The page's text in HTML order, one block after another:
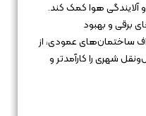
آلایندگی هوا کمک کند.
برقی و بهبود
ساختمان‌های عمودی، از
شهری را کارآمدتر و